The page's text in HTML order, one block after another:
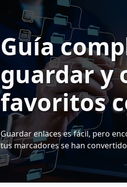
Guía
guardar y
favoritos
CarryLinks
Guardar enlaces es fácil, pero
tus marcadores se han
ralentiza, necesitas una forma
organizado. CarryLinks es más
marcadores. Es un completo